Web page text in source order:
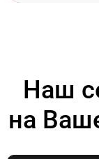
Наш
на